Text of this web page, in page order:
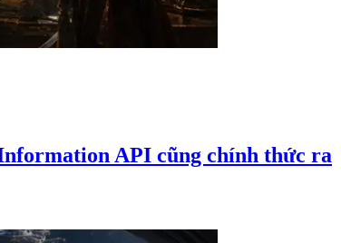
API cũng chính thức ra